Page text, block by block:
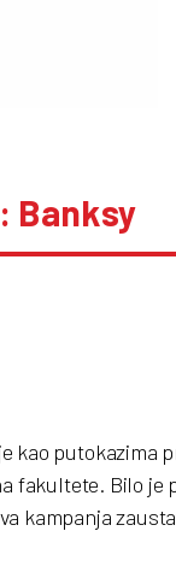
Banksy
kao putokazima
fakultete. Bilo je
kampanja